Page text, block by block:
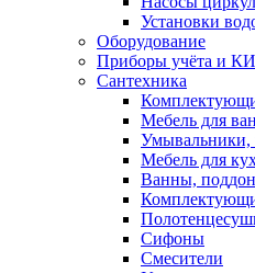
Установки
Оборудование
Приборы учёта и
Сантехника
Мебель для
Умывальники,
Мебель для
Ванны,
Сифоны
Смесители